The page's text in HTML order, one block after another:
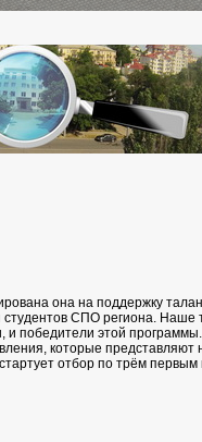
она на поддержку
СПО региона. Наше
победители этой
которые представляют
отбор по трём